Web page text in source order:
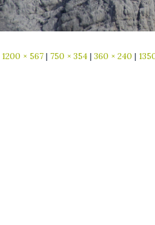
1200 × 567 | 750 × 354 | 360 × 240 |